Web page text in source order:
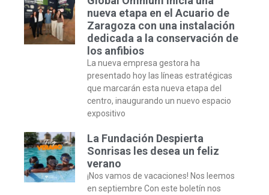
nueva etapa en el Acuario de
Zaragoza con una instalación
dedicada a la conservación de
los anfibios
La nueva empresa gestora ha
presentado hoy las líneas estratégicas
que marcarán esta nueva etapa del
centro, inaugurando un nuevo espacio
expositivo
La Fundación Despierta
Sonrisas les desea un feliz
verano
¡Nos vamos de vacaciones! Nos leemos
en septiembre Con este boletín nos